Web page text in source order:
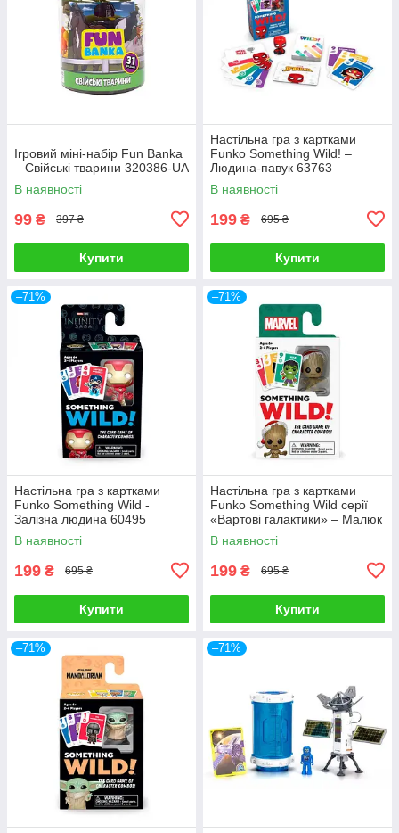
Ігровий міні-набір Fun Banka
– Свійські тварини 320386-UA
В наявності
99 ₴ 397 ₴
Купити
Настільна гра з картками
Funko Something Wild! –
Людина-павук 63763
В наявності
199 ₴ 695 ₴
Купити
–71%
Настільна гра з картками
Funko Something Wild -
Залізна людина 60495
В наявності
199 ₴ 695 ₴
Купити
–71%
Настільна гра з картками
Funko Something Wild серії
«Вартові галактики» – Малюк
Грут 65341
В наявності
199 ₴ 695 ₴
Купити
–71% –71%